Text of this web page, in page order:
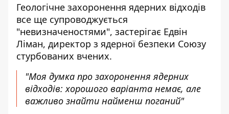
Геологічне захоронення ядерних відходів
все ще супроводжується
"невизначеностями", застерігає Едвін
Ліман, директор з ядерної безпеки Союзу
стурбованих вчених.
"Моя думка про захоронення ядерних
відходів: хорошого варіанта немає, але
важливо знайти найменш поганий"